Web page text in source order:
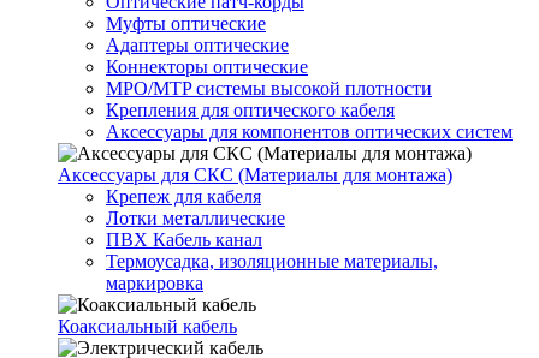
Муфты оптические
Адаптеры оптические
Коннекторы оптические
MPO/MTP системы высокой плотности
Крепления для оптического кабеля
Аксессуары для компонентов оптических систем
Аксессуары для СКС (Материалы для монтажа)
Крепеж для кабеля
Лотки металлические
ПВХ Кабель канал
Термоусадка, изоляционные материалы,
маркировка
Коаксиальный кабель